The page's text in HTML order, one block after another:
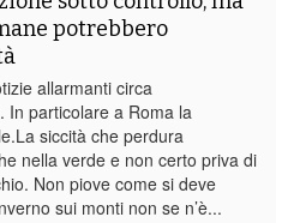
potrebbero
allarmanti circa
In particolare a Roma la
siccità che perdura
nella verde e non certo priva di
Non piove come si deve
sui monti non se n’è...